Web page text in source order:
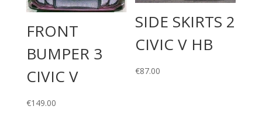
FRONT
BUMPER 3
CIVIC V
€149.00
SIDE SKIRTS 2
CIVIC V HB
€87.00